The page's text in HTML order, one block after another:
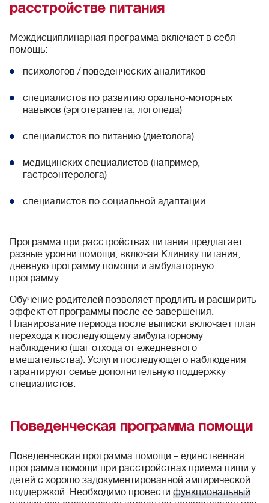
расстройстве питания
Междисциплинарная программа включает в себя
помощь:
психологов / поведенческих аналитиков
специалистов по развитию орально-моторных
навыков (эрготерапевта, логопеда)
специалистов по питанию (диетолога)
медицинских специалистов (например,
гастроэнтеролога)
специалистов по социальной адаптации
Программа при расстройствах питания предлагает
разные уровни помощи, включая Клинику питания,
дневную программу помощи и амбулаторную
программу.
Обучение родителей позволяет продлить и расширить
эффект от программы после ее завершения.
Планирование периода после выписки включает план
перехода к последующему амбулаторному
наблюдению (шаг отхода от ежедневного
вмешательства). Услуги последующего наблюдения
гарантируют семье дополнительную поддержку
специалистов.
Поведенческая программа помощи
Поведенческая программа помощи – единственная
программа помощи при расстройствах приема пищи у
детей с хорошо задокументированной эмпирической
поддержкой. Необходимо провести функциональный